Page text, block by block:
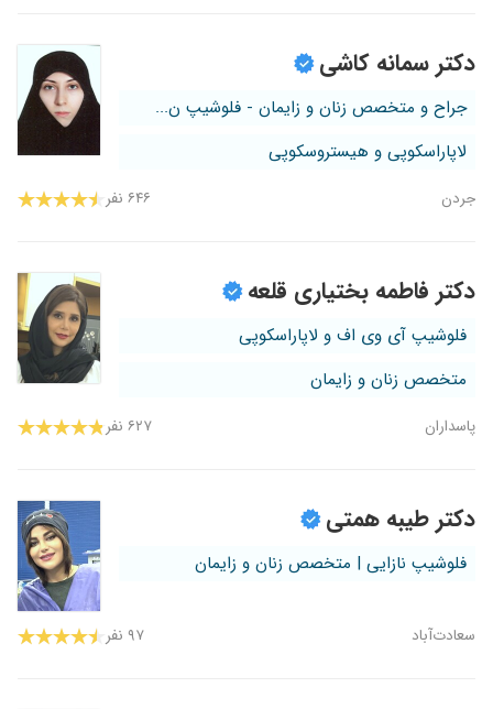
دکتر سمانه کاشی
جراح و متخصص زنان و زایمان - فلوشیپ ن...
لاپاراسکوپی و هیستروسکوپی
جردن ۶۴۶ نفر
دکتر فاطمه بختیاری قلعه
فلوشیپ آی وی اف و لاپاراسکوپی
متخصص زنان و زایمان
پاسداران ۶۲۷ نفر
دکتر طیبه همتی
فلوشیپ نازایی | متخصص زنان و زایمان
سعادت‌آباد ۹۷ نفر